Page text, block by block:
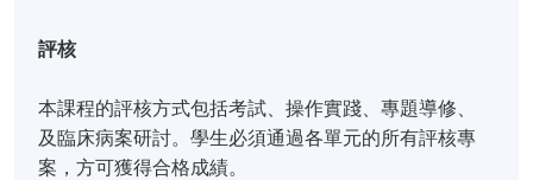
評核
本課程的評核⽅式包括考試、操作實踐、專題導修、
及臨床病案研討。學⽣必須通過各單元的所有評核專
案，⽅可獲得合格成績。